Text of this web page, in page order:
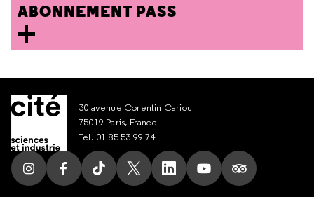
ABONNEMENT PASS
30 avenue Corentin Cariou
75019 Paris, France
Tel. 01 85 53 99 74
Suivez nous sur Instagram
Suivez nous sur Facebook
Suivez nous sur Tik Tok
Suivez nous sur X
Suivez nous sur LinkedIn
Suivez nous sur
Suivez nous